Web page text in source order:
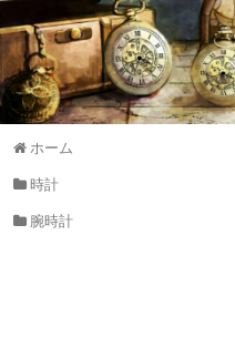
ホーム
時計
腕時計